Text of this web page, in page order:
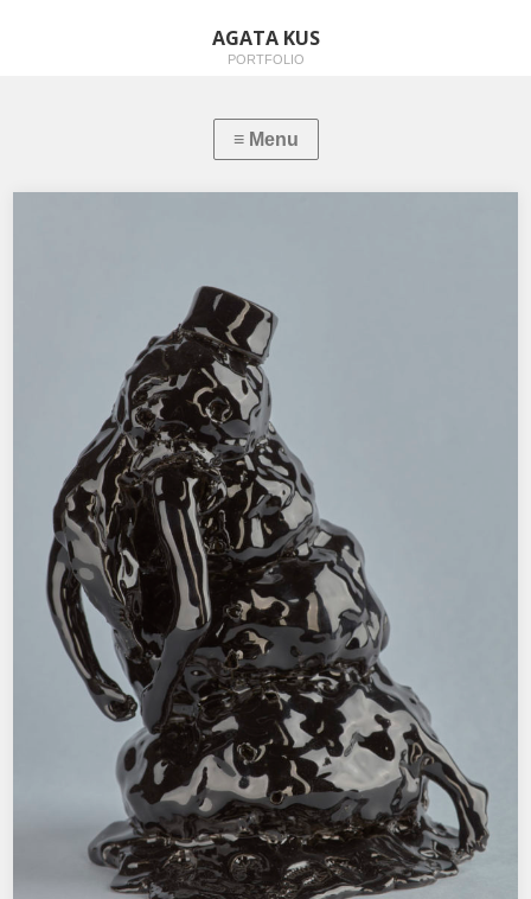
AGATA KUS
PORTFOLIO